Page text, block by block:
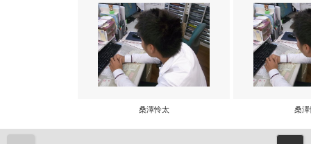
桑澤怜太 桑澤